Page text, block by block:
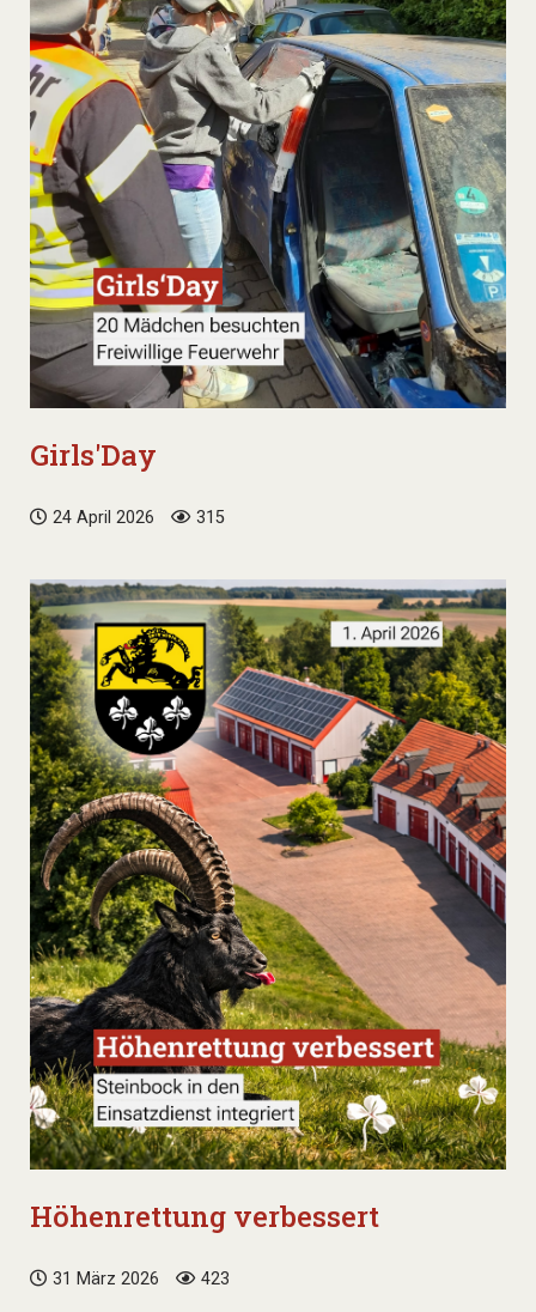
Girls'Day
24 April 2026 315
Höhenrettung verbessert
31 März 2026 423